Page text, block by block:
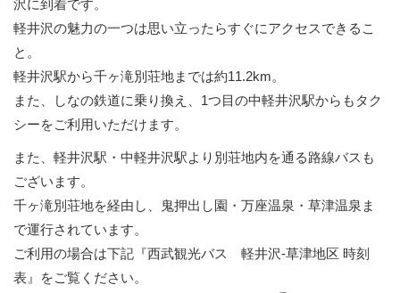
沢に到着です。
軽井沢の魅力の一つは思い立ったらすぐにアクセスできるこ
と。
軽井沢駅から千ヶ滝別荘地までは約11.2km。
また、しなの鉄道に乗り換え、1つ目の中軽井沢駅からもタク
シーをご利用いただけます。
また、軽井沢駅・中軽井沢駅より別荘地内を通る路線バスも
ございます。
千ヶ滝別荘地を経由し、鬼押出し園・万座温泉・草津温泉ま
で運行されています。
ご利用の場合は下記『西武観光バス 軽井沢-草津地区 時刻
表』をご覧ください。